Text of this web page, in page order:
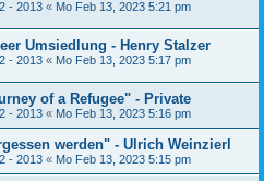
- 2013 « Mo Feb 13, 2023 5:21 pm
Umsiedlung - Henry Stalzer
- 2013 « Mo Feb 13, 2023 5:17 pm
of a Refugee" - Private
- 2013 « Mo Feb 13, 2023 5:16 pm
werden" - Ulrich Weinzierl
- 2013 « Mo Feb 13, 2023 5:15 pm